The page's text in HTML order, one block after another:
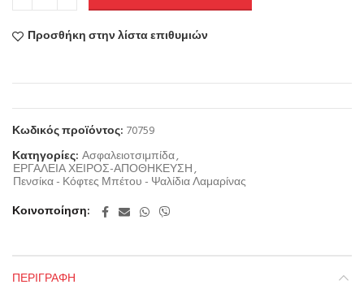
Προσθήκη στην λίστα επιθυμιών
Κωδικός προϊόντος: 70759
Κατηγορίες: Ασφαλειοτσιμπίδα,
ΕΡΓΑΛΕΙΑ ΧΕΙΡΟΣ-ΑΠΟΘΗΚΕΥΣΗ,
Πενσίκα - Κόφτες Μπέτου - Ψαλίδια Λαμαρίνας
Κοινοποίηση
ΠΕΡΙΓΡΑΦΉ